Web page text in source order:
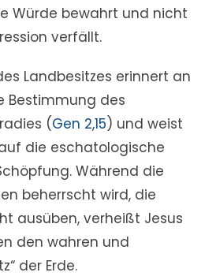
Würde bewahrt und nicht
verfällt.
Landbesitzes erinnert an
Bestimmung des
(Gen 2,15) und weist
die eschatologische
Während die
beherrscht wird, die
ausüben, verheißt Jesus
den wahren und
der Erde.